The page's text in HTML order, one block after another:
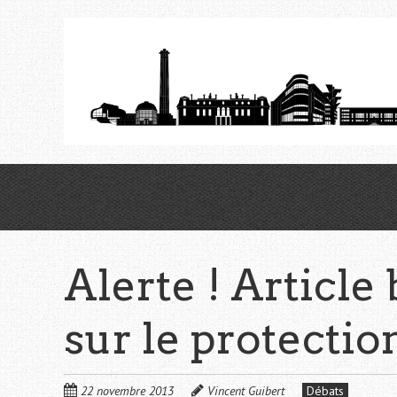
principal
Alerte ! Article
sur le
22 novembre 2013 Vincent Guibert Débats